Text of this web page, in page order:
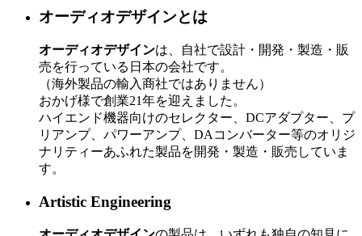
オーディオデザインとは
オーディオデザインは、自社で設計・開発・製造・販
売を行っている日本の会社です。
（海外製品の輸入商社ではありません）
おかげ様で創業21年を迎えました。
ハイエンド機器向けのセレクター、DCアダプター、プ
リアンプ、パワーアンプ、DAコンバーター等のオリジ
ナリティーあふれた製品を開発・製造・販売していま
す。
Artistic Engineering